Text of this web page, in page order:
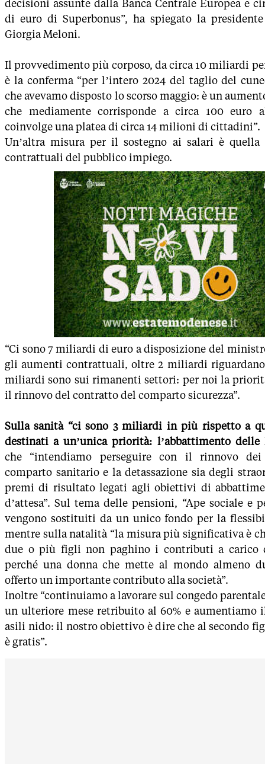
decisioni assunte dalla Banca Centrale Europea e
di euro di Superbonus”, ha spiegato la
Giorgia Meloni.
Il provvedimento più corposo, da circa 10 miliardi
è la conferma “per l’intero 2024 del taglio del
che avevamo disposto lo scorso maggio: è un
che mediamente corrisponde a circa 100 euro
coinvolge una platea di circa 14 milioni di cittadini”.
Un’altra misura per il sostegno ai salari è
contrattuali del pubblico impiego.
“Ci sono 7 miliardi di euro a disposizione del
gli aumenti contrattuali, oltre 2 miliardi riguardano
miliardi sono sui rimanenti settori: per noi la
il rinnovo del contratto del comparto sicurezza”.
Sulla sanità “ci sono 3 miliardi in più rispetto a
destinati a un’unica priorità: l’abbattimento delle
che “intendiamo perseguire con il rinnovo
comparto sanitario e la detassazione sia degli
premi di risultato legati agli obiettivi di
d’attesa”. Sul tema delle pensioni, “Ape sociale e
vengono sostituiti da un unico fondo per la
mentre sulla natalità “la misura più significativa è
due o più figli non paghino i contributi a carico
perché una donna che mette al mondo almeno
offerto un importante contributo alla società”.
Inoltre “continuiamo a lavorare sul congedo
un ulteriore mese retribuito al 60% e aumentiamo
asili nido: il nostro obiettivo è dire che al secondo
è gratis”.